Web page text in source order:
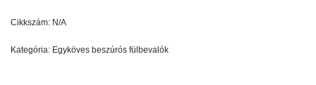
Cikkszám: N/A
Kategória: Egyköves beszúrós fülbevalók